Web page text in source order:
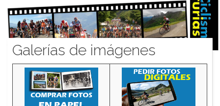
Galerías de imágenes